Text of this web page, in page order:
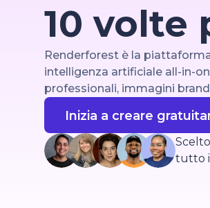
10 volte
Renderforest è la
intelligenza artificiale all-in-
professionali, immagini
Inizia a creare
tutto